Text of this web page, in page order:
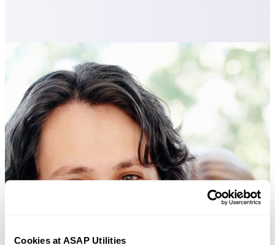
Cookies at ASAP Utilities